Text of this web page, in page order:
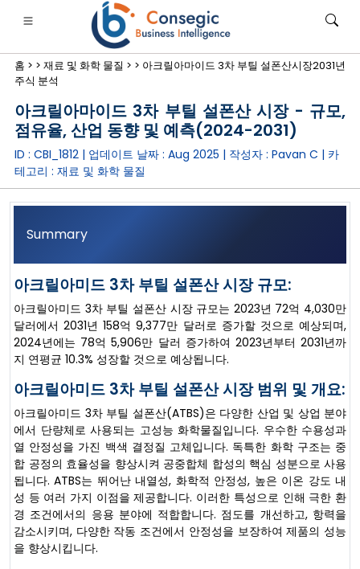
·금융·보험• 소비재 • 에너지 및 전력• 식품 및 음료
• 사례 연구
홈 > > 재료 및 화학 물질 > > 아크릴아마이드 3차 부틸 설폰산시장2031년
주식 분석
아크릴아마이드 3차 부틸 설폰산 시장 - 규모,
점유율, 산업 동향 및 예측(2024-2031)
ID : CBI_1812 | 업데이트 날짜 : Aug 2025 | 작성자 : Pavan C | 카
테고리 : 재료 및 화학 물질
Summary
아크릴아미드 3차 부틸 설폰산 시장 규모:
아크릴아미드 3차 부틸 설폰산 시장 규모는 2023년 72억 4,030만
달러에서 2031년 158억 9,377만 달러로 증가할 것으로 예상되며,
2024년에는 78억 5,906만 달러 증가하여 2023년부터 2031년까
지 연평균 10.3% 성장할 것으로 예상됩니다.
아크릴아미드 3차 부틸 설폰산 시장 범위 및 개요:
아크릴아미드 3차 부틸 설폰산(ATBS)은 다양한 산업 및 상업 분야
에서 단량체로 사용되는 고성능 화학물질입니다. 우수한 수용성과
열 안정성을 가진 백색 결정질 고체입니다. 독특한 화학 구조는 중
합 공정의 효율성을 향상시켜 공중합체 합성의 핵심 성분으로 사용
됩니다. ATBS는 뛰어난 내열성, 화학적 안정성, 높은 이온 강도 내
성 등 여러 가지 이점을 제공합니다. 이러한 특성으로 인해 극한 환
경 조건에서의 응용 분야에 적합합니다. 점도를 개선하고, 항력을
감소시키며, 다양한 작동 조건에서 안정성을 보장하여 제품의 성능
을 향상시킵니다.